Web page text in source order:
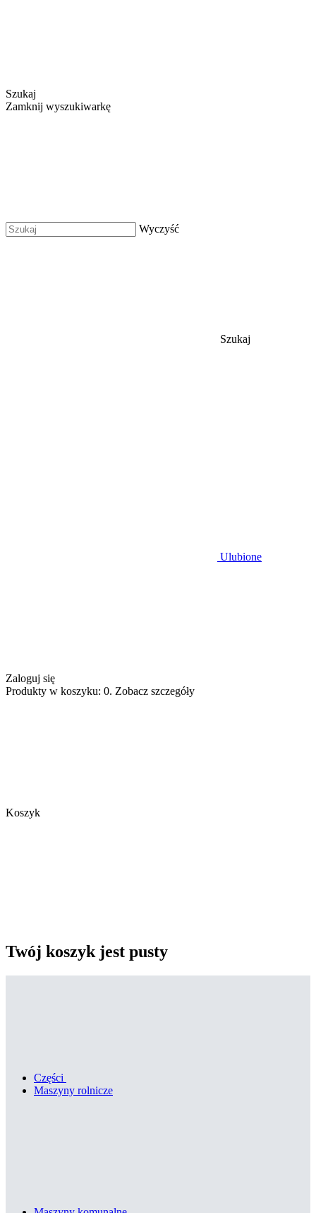
Szukaj
Zamknij wyszukiwarkę
Wyczyść
Szukaj
Ulubione
Zaloguj się
Produkty w koszyku: 0. Zobacz szczegóły
Koszyk
Twój koszyk jest pusty
Części
Maszyny rolnicze